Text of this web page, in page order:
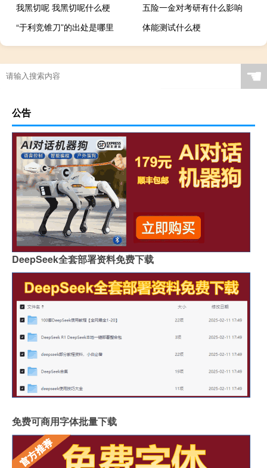
我黑切呢 我黑切呢什么梗
五险一金对考研有什么影响
“于利竞锥刀”的出处是哪里
体能测试什么梗
☚
公告
DeepSeek全套部署资料免费下载
免费可商用字体批量下载